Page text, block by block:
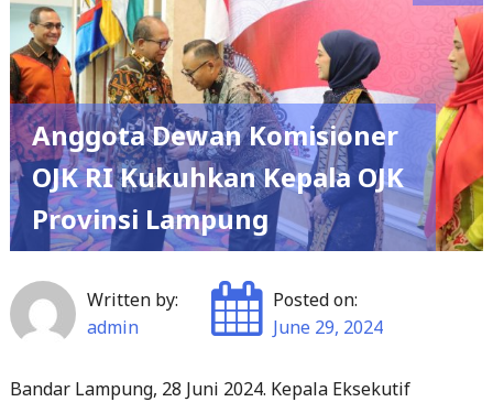
Anggota Dewan Komisioner
OJK RI Kukuhkan Kepala OJK
Provinsi Lampung
Written by:
admin
Posted on:
June 29, 2024
Bandar Lampung, 28 Juni 2024. Kepala Eksekutif